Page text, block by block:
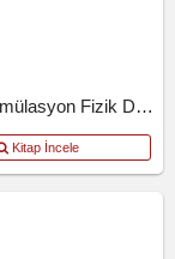
TYT 3D Simülasyon Fizik Denemeleri
Kitap İncele